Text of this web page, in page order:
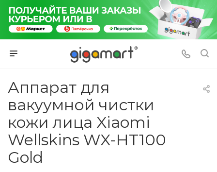
Аппарат для
вакуумной чистки
кожи лица Xiaomi
Wellskins WX-HT100
Gold